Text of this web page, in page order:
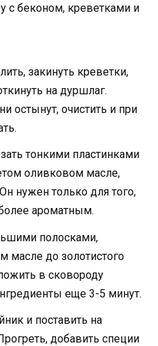
с беконом, креветками и
закинуть креветки,
на дуршлаг.
остынут, очистить и при
тонкими пластинками
оливковом масле,
нужен только для того,
ароматным.
полосками,
масле до золотистого
в сковороду
еще 3-5 минут.
и поставить на
добавить специи